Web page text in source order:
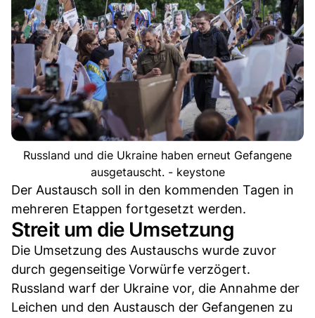
Russland und die Ukraine haben erneut Gefangene
ausgetauscht. - keystone
Der Austausch soll in den kommenden Tagen in
mehreren Etappen fortgesetzt werden.
Streit um die Umsetzung
Die Umsetzung des Austauschs wurde zuvor
durch gegenseitige Vorwürfe verzögert.
Russland warf der Ukraine vor, die Annahme der
Leichen und den Austausch der Gefangenen zu